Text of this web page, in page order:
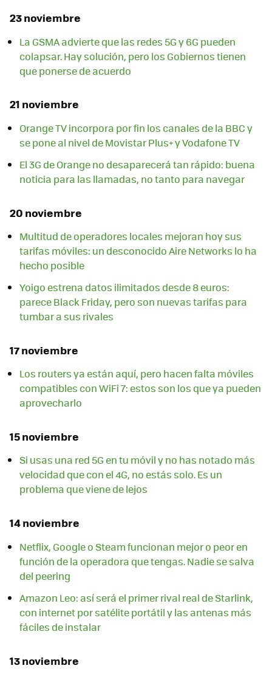
23 noviembre
La GSMA advierte que las redes 5G y 6G pueden
colapsar. Hay solución, pero los Gobiernos tienen
que ponerse de acuerdo
21 noviembre
Orange TV incorpora por fin los canales de la BBC y
se pone al nivel de Movistar Plus+ y Vodafone TV
El 3G de Orange no desaparecerá tan rápido: buena
noticia para las llamadas, no tanto para navegar
20 noviembre
Multitud de operadores locales mejoran hoy sus
tarifas móviles: un desconocido Aire Networks lo ha
hecho posible
Yoigo estrena datos ilimitados desde 8 euros:
parece Black Friday, pero son nuevas tarifas para
tumbar a sus rivales
17 noviembre
Los routers ya están aquí, pero hacen falta móviles
compatibles con WiFi 7: estos son los que ya pueden
aprovecharlo
15 noviembre
Si usas una red 5G en tu móvil y no has notado más
velocidad que con el 4G, no estás solo. Es un
problema que viene de lejos
14 noviembre
Netflix, Google o Steam funcionan mejor o peor en
función de la operadora que tengas. Nadie se salva
del peering
Amazon Leo: así será el primer rival real de Starlink,
con internet por satélite portátil y las antenas más
fáciles de instalar
13 noviembre